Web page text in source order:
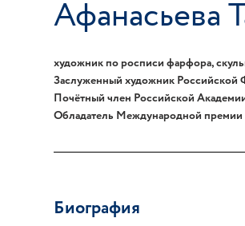
Афанасьева
художник по росписи фарфора,
Заслуженный художник Российской
Почётный член Российской
Обладатель Международной
Биография